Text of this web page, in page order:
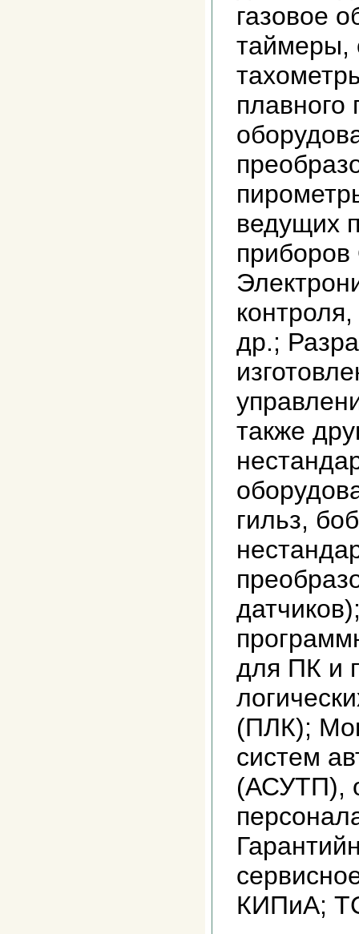
газовое
таймеры,
плавного
ведущих
др.;
также
гильз,
для ПК и
(ПЛК);
систем
(АСУТП),
КИПиА;